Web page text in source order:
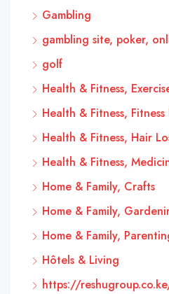
Gambling
gambling site, poker,
golf
Health & Fitness,
Health & Fitness,
Health & Fitness, Hair
Health & Fitness,
Home & Family, Crafts
Home & Family,
Home & Family,
Hôtels & Living
https://